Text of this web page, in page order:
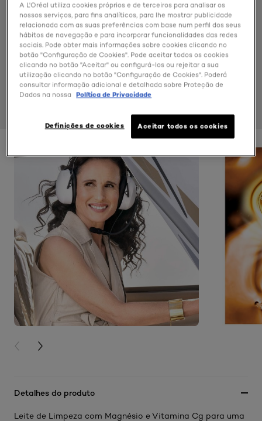
PREVIOUS CARD
NEXT CARD
Detalhes do produto
Leite de Limpeza com Magnésio e Vitamina Cg para uma
A L'Oréal utiliza cookies próprios e de terceiros para analisar os
nossos serviços, para fins analíticos, para lhe mostrar publicidade
relacionada com as suas preferências com base num perfil dos seus
hábitos de navegação e para incorporar funcionalidades das redes
sociais. Pode obter mais informações sobre cookies clicando no
botão "Configuração de Cookies". Pode aceitar todos os cookies
clicando no botão "Aceitar" ou configurá-los ou rejeitar a sua
utilização clicando no botão "Configuração de Cookies". Poderá
consultar informação adicional e detalhada sobre Proteção de
Dados na nossa
Política de Privacidade
Definições de cookies Aceitar todos os cookies